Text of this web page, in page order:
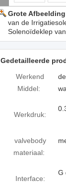
Grote
van de
Solenoïdeklep
Gedetailleerde
Werkend
Middel:
Werkdruk:
valvebody
materiaal:
Interface:
G